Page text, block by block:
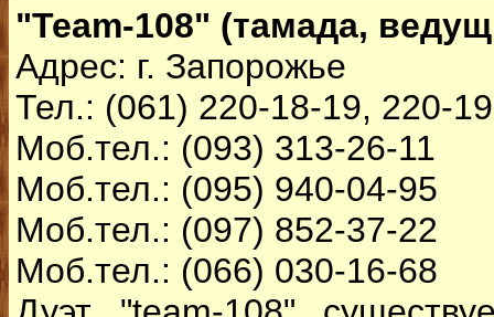
"Team-108" (тамада,
Адрес: г. Запорожье
Тел.: (061) 220-18-19, 220-
Моб.тел.: (093) 313-26-11
Моб.тел.: (095) 940-04-95
Моб.тел.: (097) 852-37-22
Моб.тел.: (066) 030-16-68